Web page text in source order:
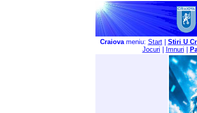
Craiovameniu: Start| Stiri U
Jocuri
Imnuri